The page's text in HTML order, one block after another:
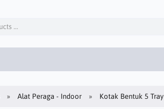
Alat Peraga - Indoor Kotak Bentuk 5 Tray